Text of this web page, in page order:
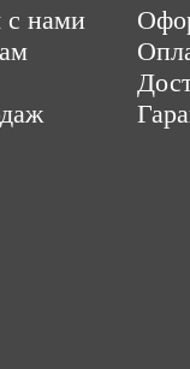
с нами
by «ВзлЁт»